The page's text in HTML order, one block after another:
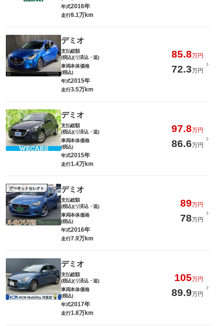
年式2016年
走行8.1万km
デミオ
支払総額
(税込)(リ済込・追)
85.8万円
車両本体価格
(税込)
72.3万円
年式2015年
走行3.5万km
デミオ
支払総額
(税込)(リ済込・追)
97.8万円
車両本体価格
(税込)
86.6万円
年式2015年
走行1.4万km
グーネットセレクト デミオ
支払総額
(税込)(リ済込・追)
89万円
車両本体価格
(税込)
78万円
年式2016年
走行7.9万km
デミオ
支払総額
(税込)(リ済込・追)
105万円
車両本体価格
(税込)
89.9万円
年式2017年
走行1.8万km